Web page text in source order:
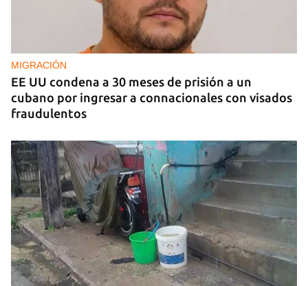
MIGRACIÓN
EE UU condena a 30 meses de prisión a un
cubano por ingresar a connacionales con visados
fraudulentos